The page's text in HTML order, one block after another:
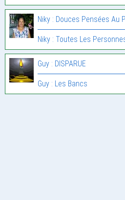
Niky : Douces Pensées Au
Niky : Toutes Les
Guy : DISPARUE
Guy : Les Bancs